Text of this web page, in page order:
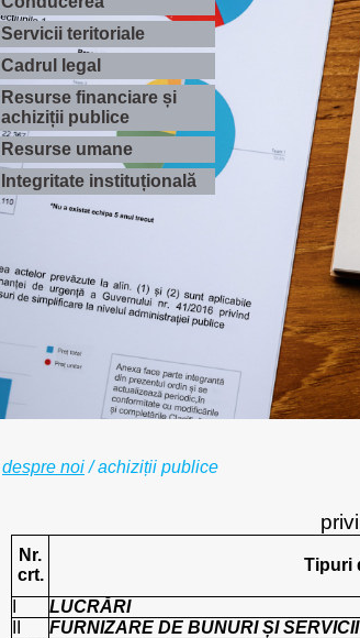
Servicii teritoriale
Cadrul legal
Resurse financiare și
achiziții publice
Resurse umane
Integritate instituțională
despre noi/achiziții publice
Nr.
crt.
Tipuri
LUCRĂRI
FURNIZARE DE BUNURI ȘI SERVICII